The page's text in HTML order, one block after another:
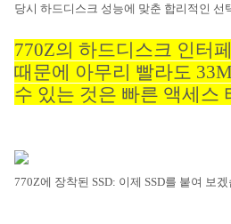
당시 하드디스크 성능에 맞춘 합리적인 선
770Z의 하드디스크 인터
때문에 아무리 빨라도
수 있는 것은 빠른 액세스
770Z에 장착된 SSD: 이제 SSD를 붙여 보